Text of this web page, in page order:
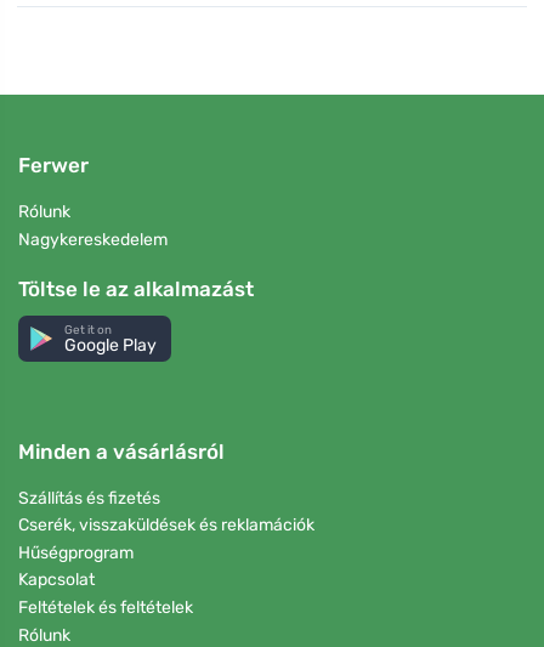
Ferwer
Rólunk
Nagykereskedelem
Töltse le az alkalmazást
Get it on
Google Play
Minden a vásárlásról
Szállítás és fizetés
Cserék, visszaküldések és reklamációk
Hűségprogram
Kapcsolat
Feltételek és feltételek
Rólunk